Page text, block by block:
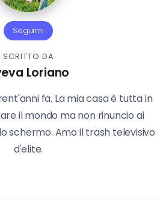
Seguimi
SCRITTO DA
Loriano
fa. La mia casa è tutta in
il mondo ma non rinuncio ai
schermo. Amo il trash televisivo
d'elite.